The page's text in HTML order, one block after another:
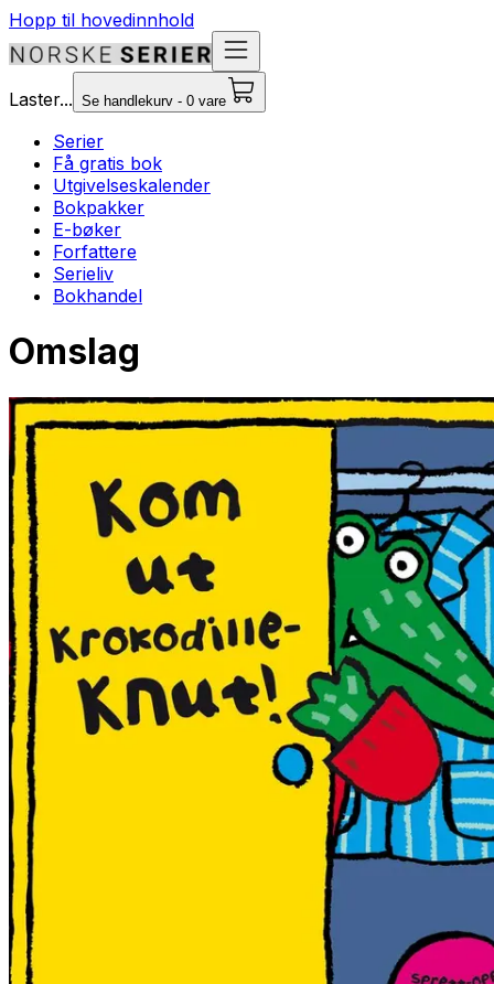
Hopp til hovedinnhold
Laster... Se handlekurv - 0 vare
Serier
Få gratis bok
Utgivelseskalender
Bokpakker
E-bøker
Forfattere
Serieliv
Bokhandel
Omslag